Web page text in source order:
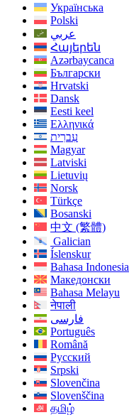
Українська
Polski
عربي
Հայերեն
Azərbaycanca
Български
Hrvatski
Dansk
Eesti keel
Ελληνικά
עִברִית
Magyar
Latviski
Lietuvių
Norsk
Türkçe
Bosanski
中文 (繁體)
Galician
Íslenskur
Bahasa Indonesia
Македонски
Bahasa Melayu
नेपाली
فارسی
Português
Română
Русский
Srpski
Slovenčina
Slovenščina
தமிழ்